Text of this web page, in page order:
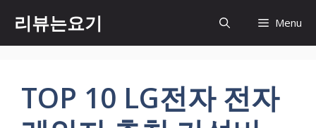
츠
리뷰는요기 Menu
TOP 10 LG전자 전자